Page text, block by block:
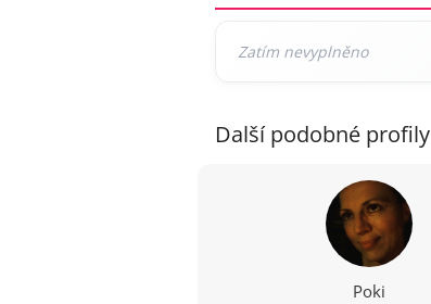
Další podobné profily
Poki